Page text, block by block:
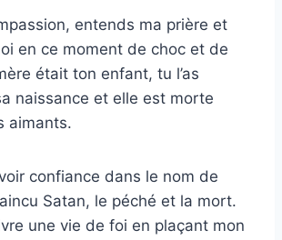
entends ma prière et
en ce moment de choc et de
était ton enfant, tu l’as
naissance et elle est morte
aimants.
confiance dans le nom de
Satan, le péché et la mort.
une vie de foi en plaçant mon